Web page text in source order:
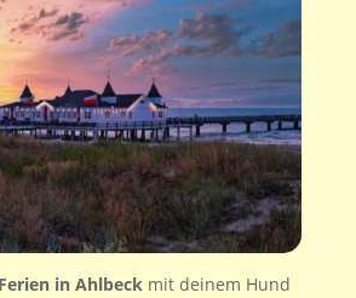
Ferien in Ahlbeckmit deinem Hund